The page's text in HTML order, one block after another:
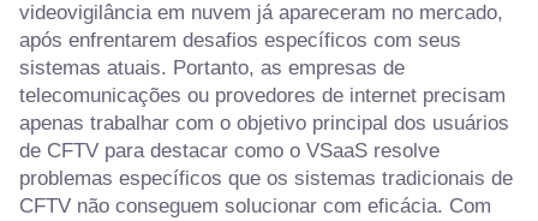
videovigilância em nuvem já apareceram no mercado,
após enfrentarem desafios específicos com seus
sistemas atuais. Portanto, as empresas de
telecomunicações ou provedores de internet precisam
apenas trabalhar com o objetivo principal dos usuários
de CFTV para destacar como o VSaaS resolve
problemas específicos que os sistemas tradicionais de
CFTV não conseguem solucionar com eficácia. Com